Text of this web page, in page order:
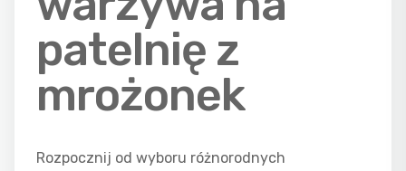
patelnię z
mrożonek
Rozpocznij od wyboru różnorodnych